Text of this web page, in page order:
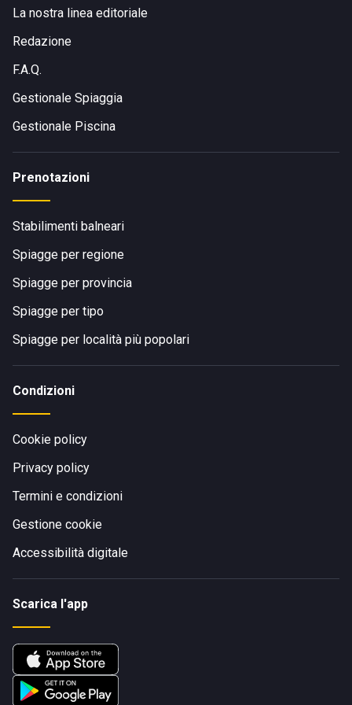
La nostra linea editoriale
Redazione
F.A.Q.
Gestionale Spiaggia
Gestionale Piscina
Prenotazioni
Stabilimenti balneari
Spiagge per regione
Spiagge per provincia
Spiagge per tipo
Spiagge per località più popolari
Condizioni
Cookie policy
Privacy policy
Termini e condizioni
Gestione cookie
Accessibilità digitale
Scarica l'app